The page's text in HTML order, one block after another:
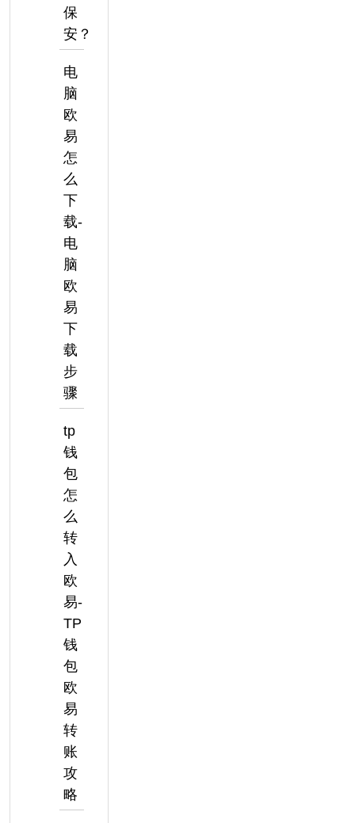
保
安？
电
脑
欧
易
怎
么
下
载-
电
脑
欧
易
下
载
步
骤
tp
钱
包
怎
么
转
入
欧
易-
TP
钱
包
欧
易
转
账
攻
略